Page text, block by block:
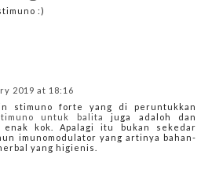
:)
2019 at 18:16
stimuno forte yang di peruntukkan
untuk balita
juga adaloh dan
enak kok. Apalagi itu bukan sekedar
imunomodulator yang artinya bahan-
yang higienis.